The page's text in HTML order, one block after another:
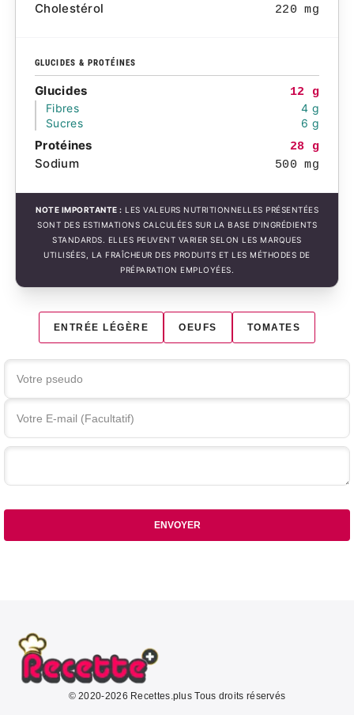
Cholestérol 220 mg
GLUCIDES & PROTÉINES
Glucides
12 g
Fibres
4 g
Sucres
6 g
Protéines 28 g
Sodium 500 mg
NOTE IMPORTANTE : LES VALEURS NUTRITIONNELLES PRÉSENTÉES
SONT DES ESTIMATIONS CALCULÉES SUR LA BASE D'INGRÉDIENTS
STANDARDS. ELLES PEUVENT VARIER SELON LES MARQUES
UTILISÉES, LA FRAÎCHEUR DES PRODUITS ET LES MÉTHODES DE
PRÉPARATION EMPLOYÉES.
ENTRÉE LÉGÈRE OEUFS TOMATES
Votre commentaire
ENVOYER
© 2020-2026 Recettes.plus Tous droits réservés